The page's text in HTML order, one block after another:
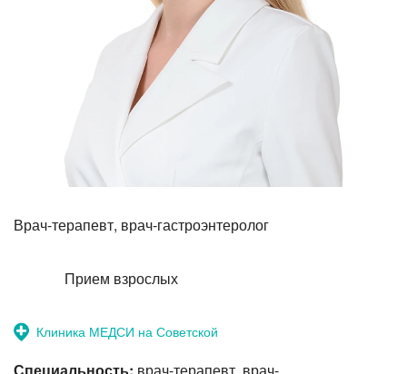
Прием терапевта-стоматолога
Врач-терапевт, врач-гастроэнтеролог
Прием взрослых
Клиника МЕДСИ на Советской